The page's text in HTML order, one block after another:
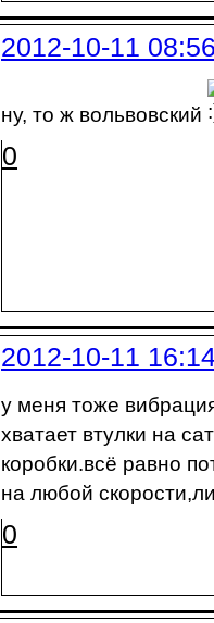
2012-10-11
ну, то ж вольвовский
0
2012-10-11
у меня тоже
хватает втулки на
коробки.всё равно
на любой
0